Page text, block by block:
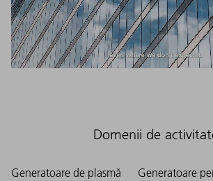
Domenii de
Generatoare de plasmă
Generatoare